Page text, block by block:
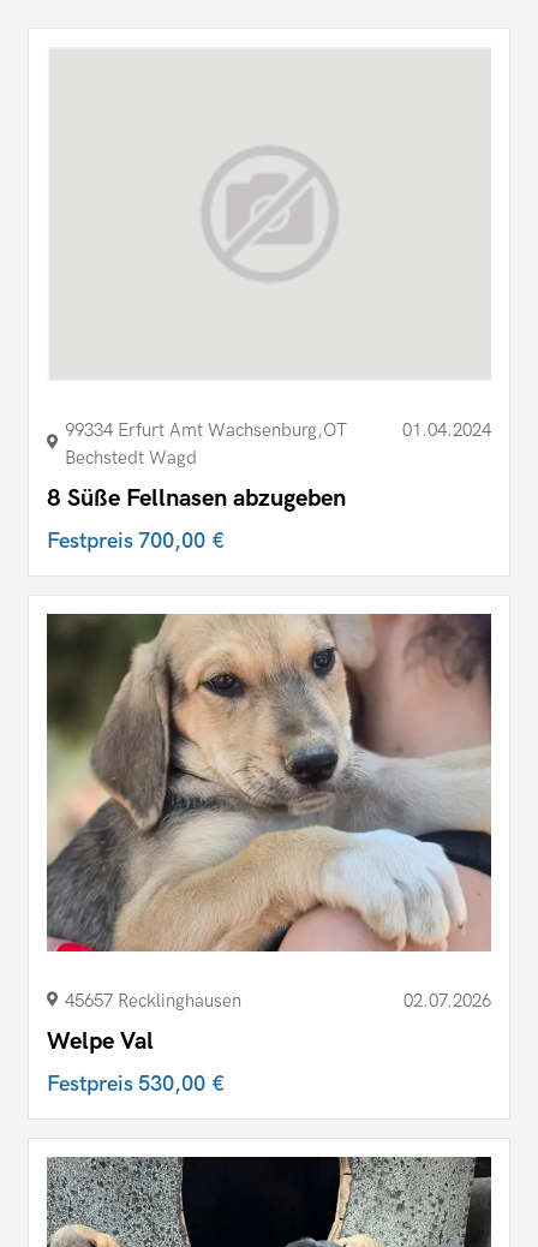
99334 Erfurt Amt Wachsenburg,OT
Bechstedt Wagd
01.04.2024
8 Süße Fellnasen abzugeben
Festpreis700,00 €
45657 Recklinghausen 02.07.2026
Welpe Val
Festpreis530,00 €